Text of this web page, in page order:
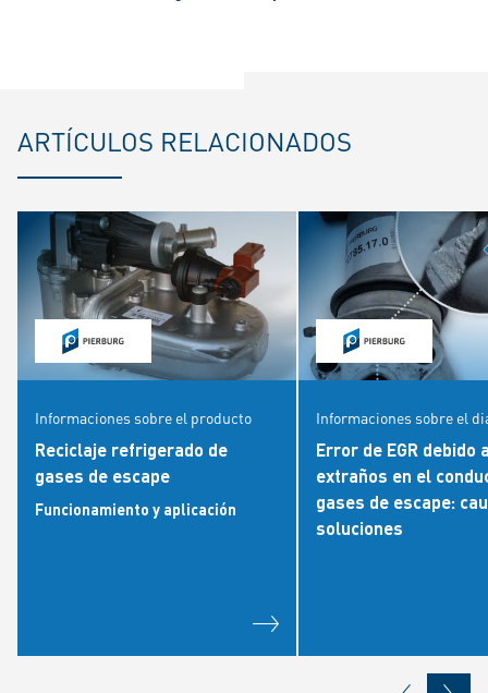
ARTÍCULOS RELACIONADOS
Informaciones sobre el producto
Reciclaje refrigerado de
gases de escape
Funcionamiento y aplicación
Informaciones sobre el
Error de EGR debido
extraños en el
gases de escape:
soluciones